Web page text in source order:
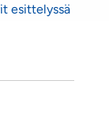
esittelyssä